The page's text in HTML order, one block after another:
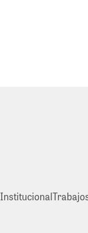
Institucional